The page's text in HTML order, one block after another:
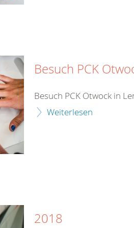
Besuch PCK
Besuch PCK Otwock in
Weiterlesen
2018